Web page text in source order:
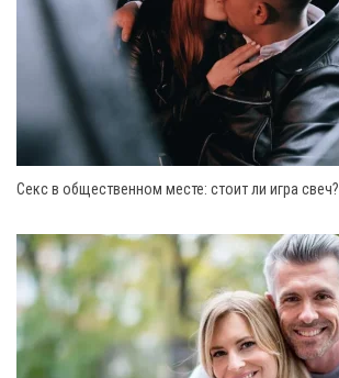
Секс в общественном месте: стоит ли игра свеч?